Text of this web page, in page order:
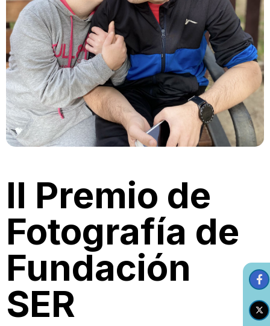
II Premio de
Fotografía de
Fundación
SER